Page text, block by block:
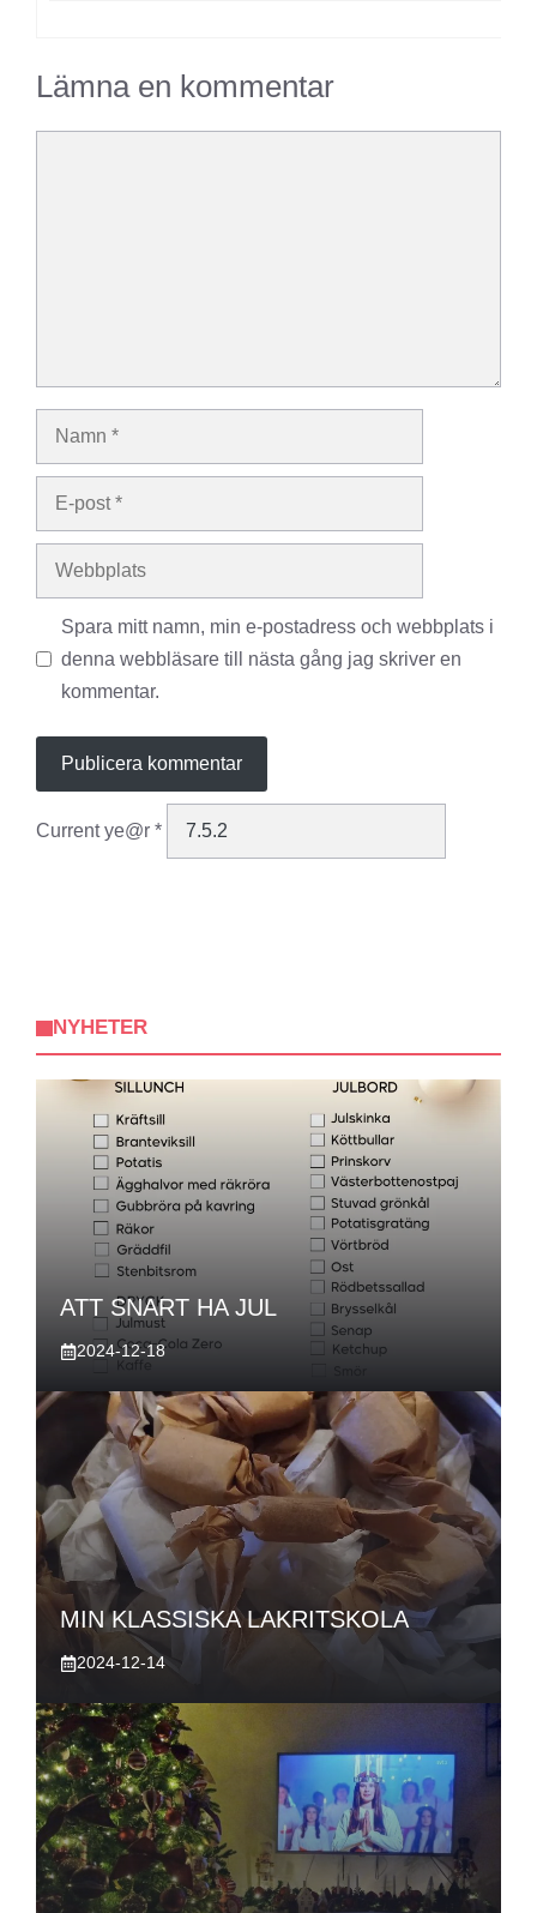
Lämna en kommentar
Namn
Webbplats
Spara mitt namn, min e-postadress och webbplats i
denna webbläsare till nästa gång jag skriver en
kommentar.
Current ye@r *
NYHETER
ATT SNART HA JUL
2024-12-18
MIN KLASSISKA LAKRITSKOLA
2024-12-14